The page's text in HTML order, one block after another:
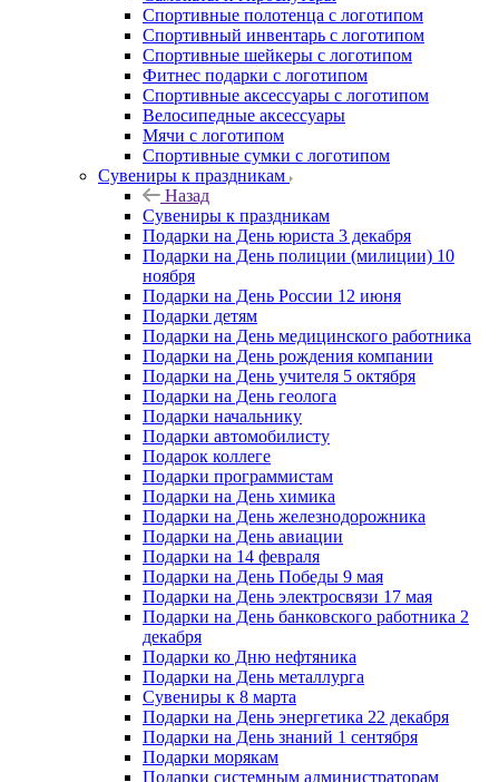
Спортивные полотенца с логотипом
Спортивный инвентарь с логотипом
Спортивные шейкеры с логотипом
Фитнес подарки с логотипом
Спортивные аксессуары с логотипом
Велосипедные аксессуары
Мячи с логотипом
Спортивные сумки с логотипом
Сувениры к праздникам
Назад
Сувениры к праздникам
Подарки на День юриста 3 декабря
Подарки на День полиции (милиции) 10
ноября
Подарки на День России 12 июня
Подарки детям
Подарки на День медицинского работника
Подарки на День рождения компании
Подарки на День учителя 5 октября
Подарки на День геолога
Подарки начальнику
Подарки автомобилисту
Подарок коллеге
Подарки программистам
Подарки на День химика
Подарки на День железнодорожника
Подарки на День авиации
Подарки на 14 февраля
Подарки на День Победы 9 мая
Подарки на День электросвязи 17 мая
Подарки на День банковского работника 2
декабря
Подарки ко Дню нефтяника
Подарки на День металлурга
Сувениры к 8 марта
Подарки на День энергетика 22 декабря
Подарки на День знаний 1 сентября
Подарки морякам
Подарки системным администраторам